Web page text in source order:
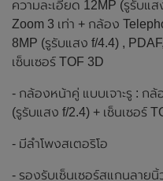
ความละเอียด 12MP (รูรับแส
Zoom 3 เท่า + กล้อง
8MP (รูรับแสง f/4.4) ,
เซ็นเซอร์ TOF 3D
- กล้องหน้าคู่ แบบเจาะรู : ก
(รูรับแสง f/2.4) + เซ็นเซอร์
- มีลำโพงสเตอริโอ
- รองรับเซ็นเซอร์สแกนลายนิ้